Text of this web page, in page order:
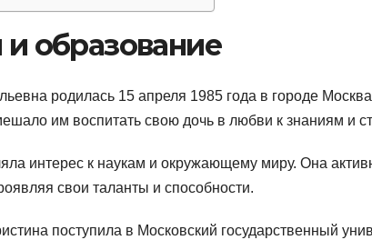
образование
родилась 15 апреля 1985 года в городе
им воспитать свою дочь в любви к знаниям и
интерес к наукам и окружающему миру. Она
свои таланты и способности.
поступила в Московский государственный